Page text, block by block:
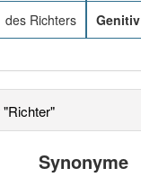
des Richters Genitiv
Synonyme